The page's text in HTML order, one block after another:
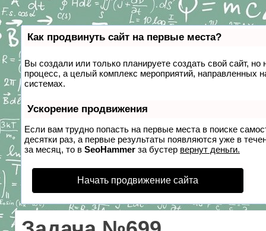
Как продвинуть сайт на первые места?
Вы создали или только планируете создать свой сайт,
процесс, а целый комплекс мероприятий, направленных
системах.
Ускорение продвижения
Если вам трудно попасть на первые места в поиске
десятки раз, а первые результаты появляются уже в
за месяц, то в SeoHammer за бустер вернут деньги.
Начать продвижение сайта